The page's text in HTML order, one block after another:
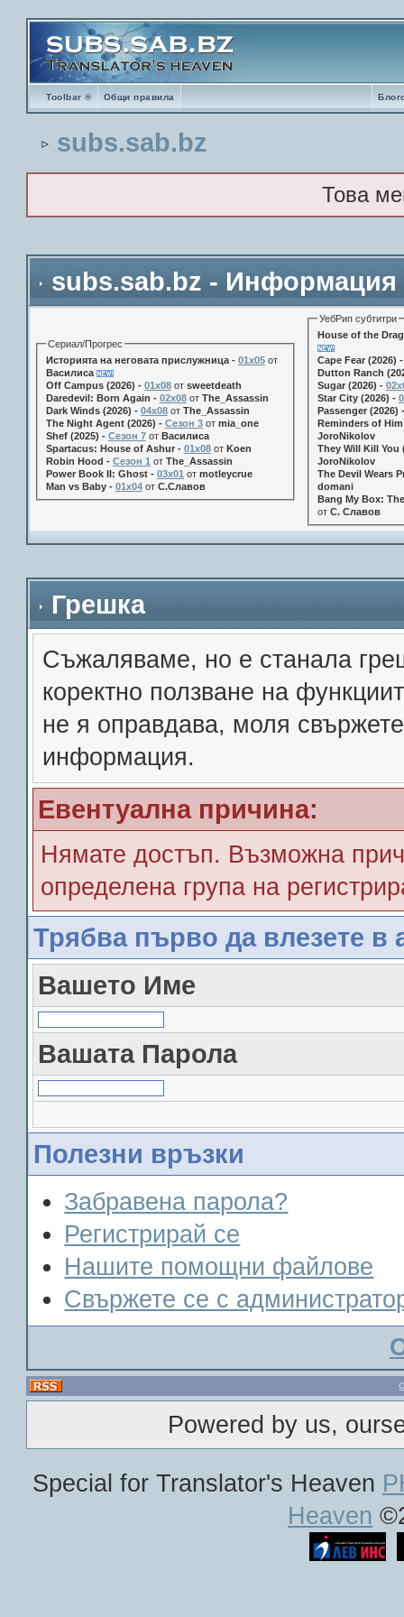
Toolbar ® Общи правила
subs.sab.bz
Това
subs.sab.bz - Информация
Сериал/Прогрес
Историята на неговата прислужница - 01х05от
Василиса
Off Campus (2026) - 01x08от sweetdeath
Daredevil: Born Again - 02x08от The_Assassin
Dark Winds (2026) - 04x08от The_Assassin
The Night Agent (2026) - Сезон 3от mia_one
Shef (2025) - Сезон 7от Василиса
Spartacus: House of Ashur - 01x08от Koen
Robin Hood - Сезон 1 от The_Assassin
Power Book II: Ghost - 03x01 от motleycrue
Man vs Baby - 01x04от С.Славов
УебРип субтитри
House of the
Cape Fear (2026)
Dutton Ranch
Sugar (2026) -
Star City (2026) -
Passenger (2026)
Reminders of
JoroNikolov
They Will Kill You
JoroNikolov
The Devil Wears
domani
Bang My Box:
от С. Славов
Грешка
Съжалявамe, но е станала
коректно ползване на
не я оправдава, моля
информация.
Евентуална причина:
Нямате достъп. Възможна
определена група на
Трябва първо да влезете в
Вашето Име
Вашата Парола
Полезни връзки
Забравена парола?
Регистрирай се
Нашите помощни файлове
Свържете се с
Powered by us,
Special for Translator's Heaven
Heaven